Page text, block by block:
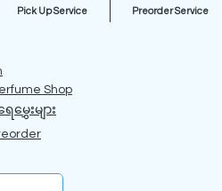
Pick Up Service Preorder Service
Shop
မွှေးများ